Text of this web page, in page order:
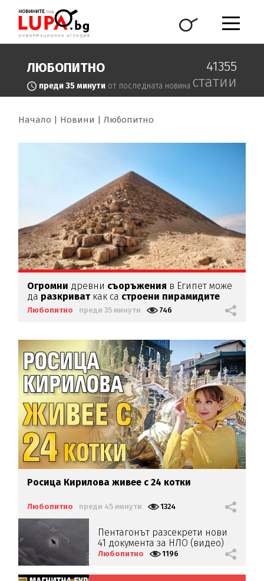
ЛЮБОПИТНО
преди 35 минути от последната новина
41355
статии
Начало Новини Любопитно
Огромни древни съоръжения в Египет може
да разкриваткак са строени пирамидите
Любопитно преди 35 минути 746
Росица Кирилова живее с 24 котки
Любопитно преди 45 минути 1324
Пентагонът разсекрети нови
41 документа за НЛО (видео)
Любопитно 1196